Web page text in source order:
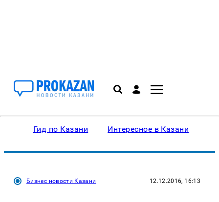
Гид по Казани Интересное в Казани
Бизнес новости Казани 12.12.2016, 16:13